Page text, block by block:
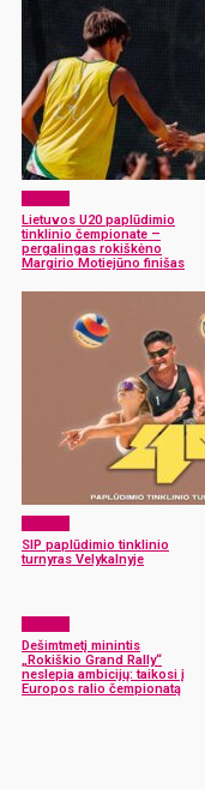
Lietuvos U20 paplūdimio
tinklinio čempionate –
pergalingas rokiškėno
Margirio Motiejūno finišas
SIP paplūdimio tinklinio
turnyras Velykalnyje
Dešimtmetį minintis
„Rokiškio Grand Rally“
neslepia ambicijų: taikosi į
Europos ralio čempionatą